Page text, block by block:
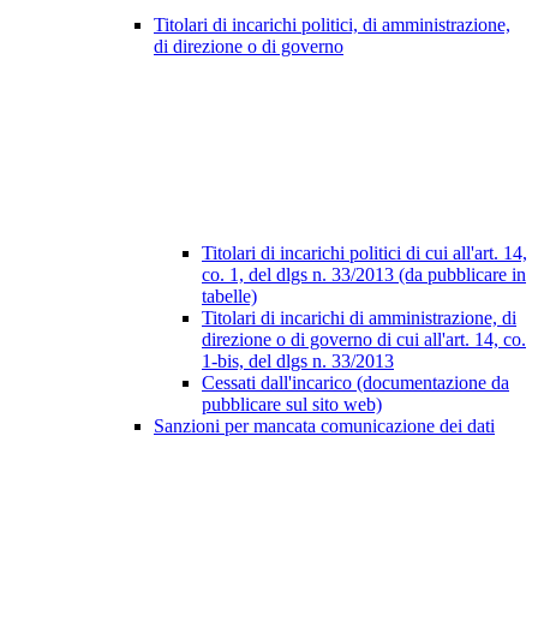
Titolari di incarichi politici, di amministrazione,
di direzione o di governo
Titolari di incarichi politici di cui all'art. 14,
co. 1, del dlgs n. 33/2013 (da pubblicare in
tabelle)
Titolari di incarichi di amministrazione, di
direzione o di governo di cui all'art. 14, co.
1-bis, del dlgs n. 33/2013
Cessati dall'incarico (documentazione da
pubblicare sul sito web)
Sanzioni per mancata comunicazione dei dati